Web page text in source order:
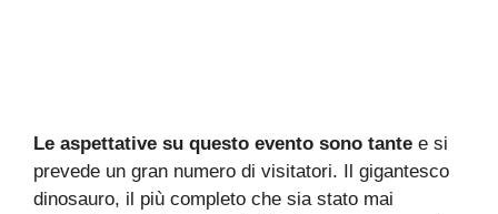
Le aspettative su questo evento sono tante e si
prevede un gran numero di visitatori. Il gigantesco
dinosauro, il più completo che sia stato mai